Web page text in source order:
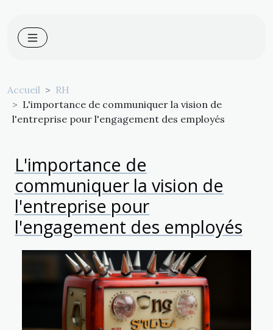
Accueil
RH
L'importance de communiquer la vision de
l'entreprise pour l'engagement des employés
L'importance de
communiquer la vision de
l'entreprise pour
l'engagement des employés